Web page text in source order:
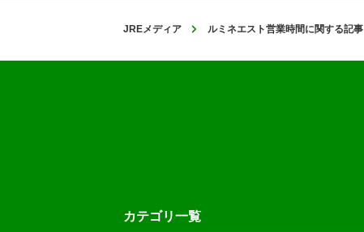
JREメディア ルミネエスト営業時間に関する記事
カテゴリ一覧